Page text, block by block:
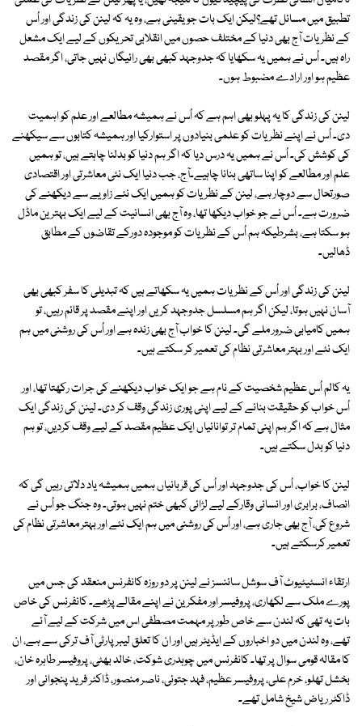
تطبیق میں مسائل تھے؟لیکن ایک بات جو یقینی ہے، وہ یہ کہ لینن کی زندگی اور اُس
کے نظریات آج بھی دنیا کے مختلف حصوں میں انقلابی تحریکوں کے لیے ایک مشعل
راہ ہیں۔ اُس نے ہمیں یہ سکھایا کہ جدوجہد کبھی بھی رائیگاں نہیں جاتی، اگر مقصد
عظیم ہو اور ارادے مضبوط ہوں۔
لینن کی زندگی کا یہ پہلو بھی اہم ہے کہ اُس نے ہمیشہ مطالعے اور علم کو اہمیت
دی۔ اُس نے اپنے نظریات کو علمی بنیادوں پر استوارکیا اور ہمیشہ کتابوں سے سیکھنے
کی کوشش کی۔ اُس نے ہمیں یہ درس دیا کہ اگر ہم دنیا کو بدلنا چاہتے ہیں، تو ہمیں
علم اور مطالعے کو اپنا ساتھی بنانا چاہیے۔آج، جب دنیا ایک نئی معاشرتی اور اقتصادی
صورتحال سے دوچار ہے، لینن کے نظریات کو ہمیں ایک نئے زاویے سے دیکھنے کی
ضرورت ہے۔ اُس نے جو خواب دیکھا تھا، وہ آج بھی انسانیت کے لیے ایک بہترین ماڈل
ہو سکتا ہے، بشرطیکہ ہم اُس کے نظریات کو موجودہ دورکے تقاضوں کے مطابق
ڈھالیں۔
لینن کی زندگی اور اُس کے نظریات ہمیں یہ سکھاتے ہیں کہ تبدیلی کا سفر کبھی بھی
آسان نہیں ہوتا، لیکن اگر ہم مسلسل جدوجہد کریں اور اپنے مقصد پر قائم رہیں، تو
ہمیں کامیابی ضرور ملے گی۔ لینن کا خواب آج بھی زندہ ہے اور اُس کی روشنی میں ہم
ایک نئے اور بہتر معاشرتی نظام کی تعمیر کر سکتے ہیں۔
یہ کالم اُس عظیم شخصیت کے نام ہے جو ایک خواب دیکھنے کی جرات رکھتا تھا، اور
اُس خواب کو حقیقت بنانے کے لیے اپنی پوری زندگی وقف کر دی۔ لینن کی زندگی ایک
مثال ہے کہ اگر ہم اپنی تمام تر توانائیاں ایک عظیم مقصد کے لیے وقف کردیں، تو ہم
دنیا کو بدل سکتے ہیں۔
لینن کا خواب، اُس کی جدوجہد اور اُس کی قربانیاں ہمیں ہمیشہ یاد دلاتی رہیں گی کہ
انصاف، برابری اور انسانی وقارکے لیے لڑائی کبھی ختم نہیں ہوتی۔ وہ جنگ جو اُس نے
شروع کی، آج بھی جاری ہے، اور اُس کی روشنی میں ہم ایک نئے اور بہتر معاشرتی نظام کی
تعمیر کرسکتے ہیں۔
ارتقاء انسٹیٹیوٹ آف سوشل سائنسز نے لینن پر دو روزہ کانفرنس منعقد کی جس میں
پورے ملک سے لکھاری، پروفیسر اور مفکرین نے اپنے مقالے پڑھے۔ کانفرنس کی خاص
بات یہ تھی کہ لندن سے خاص طور پر مہمت مصطفی اس میں شرکت کے لیے آئے
تھے، وہ لندن میں دو اخباروں کے ایڈیٹر ہیں اور ان کا تعلق لیبر پارٹی آف ترکی سے ہے، ان
کا مقالہ قومی سوال پر تھا۔ کانفرنس میں چوہدری شوکت، خالد بھٹی، پروفیسر طاہرہ خان،
بخشل تھلو، خرم علی، پروفیسر عظیم، فہد جتوئی، ناصر منصور، ڈاکٹر فرید پنجوانی اور
ڈاکٹر ریاض شیخ شامل تھے۔